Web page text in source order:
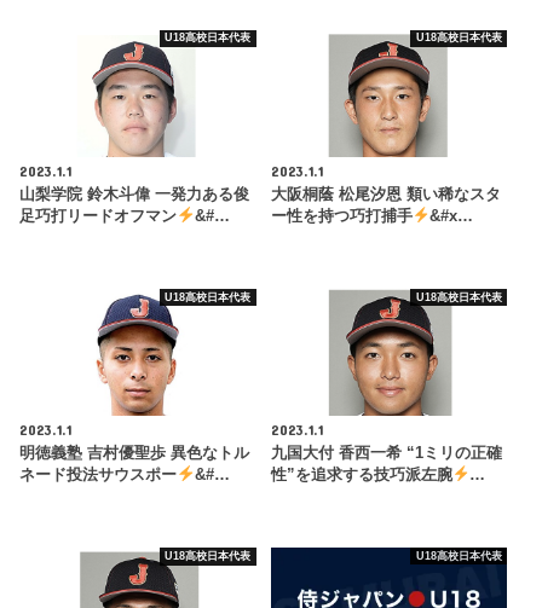
U18高校日本代表
2023.1.1
山梨学院 鈴木斗偉 一発力ある俊
足巧打リードオフマン
&#…
U18高校日本代表
2023.1.1
大阪桐蔭 松尾汐恩 類い稀なスタ
ー性を持つ巧打捕手
&#x…
U18高校日本代表
2023.1.1
明徳義塾 吉村優聖歩 異色なトル
ネード投法サウスポー
&#…
U18高校日本代表
2023.1.1
九国大付 香西一希 “1ミリの正確
性”を追求する技巧派左腕
…
U18高校日本代表 U18高校日本代表